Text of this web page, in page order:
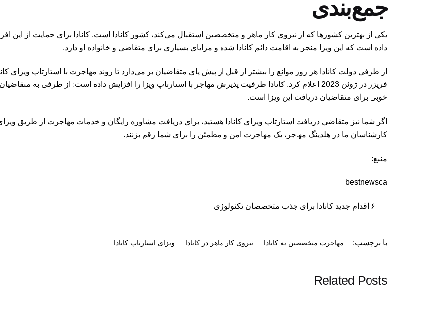
جمع‌بندی
یکی از بهترین کشورها که از نیروی کار ماهر و متخصصین استقبال می‌کند، کشور کانادا است. کانادا برای حمایت از این
داده است که این ویزا منجر به اقامت دائم کانادا شده و مزایای بسیاری برای متقاضی و خانواده او دارد.
از طرفی دولت کانادا هر روز موانع را بیشتر از قبل از پیش پای متقاضیان بر می‌دارد تا روند مهاجرت با استارتاپ
خوبی برای متقاضیان دریافت این ویزا است.
اگر شما نیز متقاضی دریافت استارتاپ ویزای کانادا هستید، برای دریافت مشاوره رایگان و خدمات مهاجرت از طریق ویزای
کارشناسان ما در هلدینگ مهاجر، یک مهاجرت امن و مطمئن را برای شما رقم بزنند.
منبع:
bestnewsca
۶ اقدام جدید کانادا برای جذب متخصصان تکنولوژی
با برچسب: مهاجرت متخصصین به کانادا نیروی کار ماهر در کانادا ویزای استارتاپ کانادا
Related Posts